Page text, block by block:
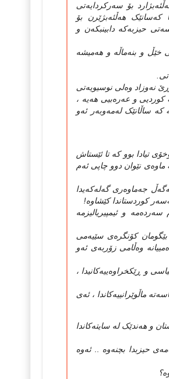
بۆ سه‌رکردایه‌تی
هه‌ڵئه‌بژێرن بۆ
حیزبه‌که‌ دابینبکه‌ن‌ و
خێڵ و بنه‌ماڵه‌ و هه‌میشه‌
نه‌وزاد وه‌لی نوسیویه‌تی
کوردیی و عه‌ره‌بیی هه‌یه‌ ،
که‌ ساڵانێک له‌مه‌وبه‌ر ئه‌و
ڕاسته‌خۆ و ناڕاسته‌وخۆی تيادا بوو كه‌ تا ئێستاش
ماوه‌ی نێوان دوو چاپی ئه‌م
جه‌ماوه‌ری گه‌له‌كه‌يدا
كوردستاندا كێشاوه‌!
و ئيمپيرياليزمه‌
كۆنگره‌ی سێيه‌می
وه‌ڵامی زۆربه‌ی ئه‌و
و ڕێكخراوه‌ييه‌كانيدا ،
ماڵوێرانييه‌كاندا ، ئه‌ی
و هه‌ندێک له‌ سایته‌کاندا
حيزبدا بچنه‌وه‌ .. ئه‌وه‌